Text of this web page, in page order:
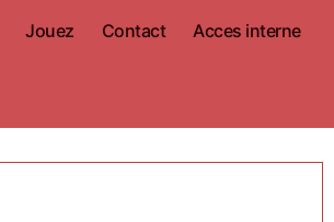
Jouez Contact Acces interne